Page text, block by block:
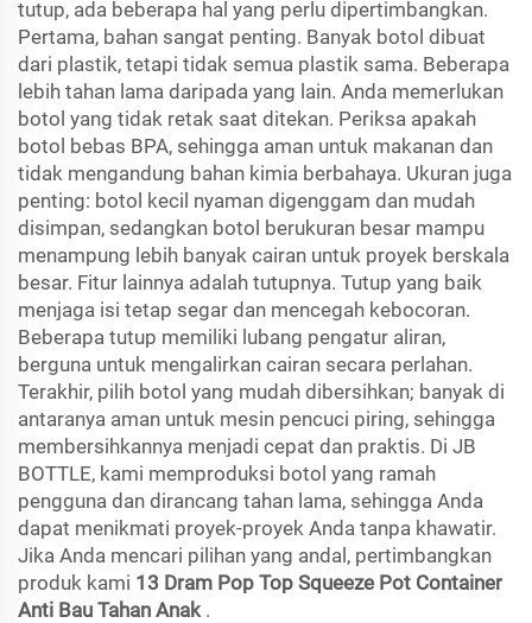
tutup, ada beberapa hal yang perlu dipertimbangkan.
Pertama, bahan sangat penting. Banyak botol dibuat
dari plastik, tetapi tidak semua plastik sama. Beberapa
lebih tahan lama daripada yang lain. Anda memerlukan
botol yang tidak retak saat ditekan. Periksa apakah
botol bebas BPA, sehingga aman untuk makanan dan
tidak mengandung bahan kimia berbahaya. Ukuran juga
penting: botol kecil nyaman digenggam dan mudah
disimpan, sedangkan botol berukuran besar mampu
menampung lebih banyak cairan untuk proyek berskala
besar. Fitur lainnya adalah tutupnya. Tutup yang baik
menjaga isi tetap segar dan mencegah kebocoran.
Beberapa tutup memiliki lubang pengatur aliran,
berguna untuk mengalirkan cairan secara perlahan.
Terakhir, pilih botol yang mudah dibersihkan; banyak di
antaranya aman untuk mesin pencuci piring, sehingga
membersihkannya menjadi cepat dan praktis. Di JB
BOTTLE, kami memproduksi botol yang ramah
pengguna dan dirancang tahan lama, sehingga Anda
dapat menikmati proyek-proyek Anda tanpa khawatir.
Jika Anda mencari pilihan yang andal, pertimbangkan
produk kami 13 Dram Pop Top Squeeze Pot Container
Anti Bau Tahan Anak .